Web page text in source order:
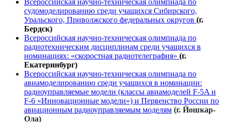
судомоделированию среди учащихся Сибирского,
Уральского, Приволжского федеральных округов (г.
Бердск)
Всероссийская научно-техническая олимпиада по
радиотехническим дисциплинам среди учащихся в
номинациях: «скоростная радиотелеграфия» (г.
Екатеринбург)
Всероссийская научно-техническая олимпиада по
авиамоделированию среди учащихся в номинации:
радиоуправляемые модели (классы авиамоделей F-5A и
F-6 «Инновационные модели») и Первенство России по
авиационным радиоуправляемым моделям (г. Йошкар-
Ола)